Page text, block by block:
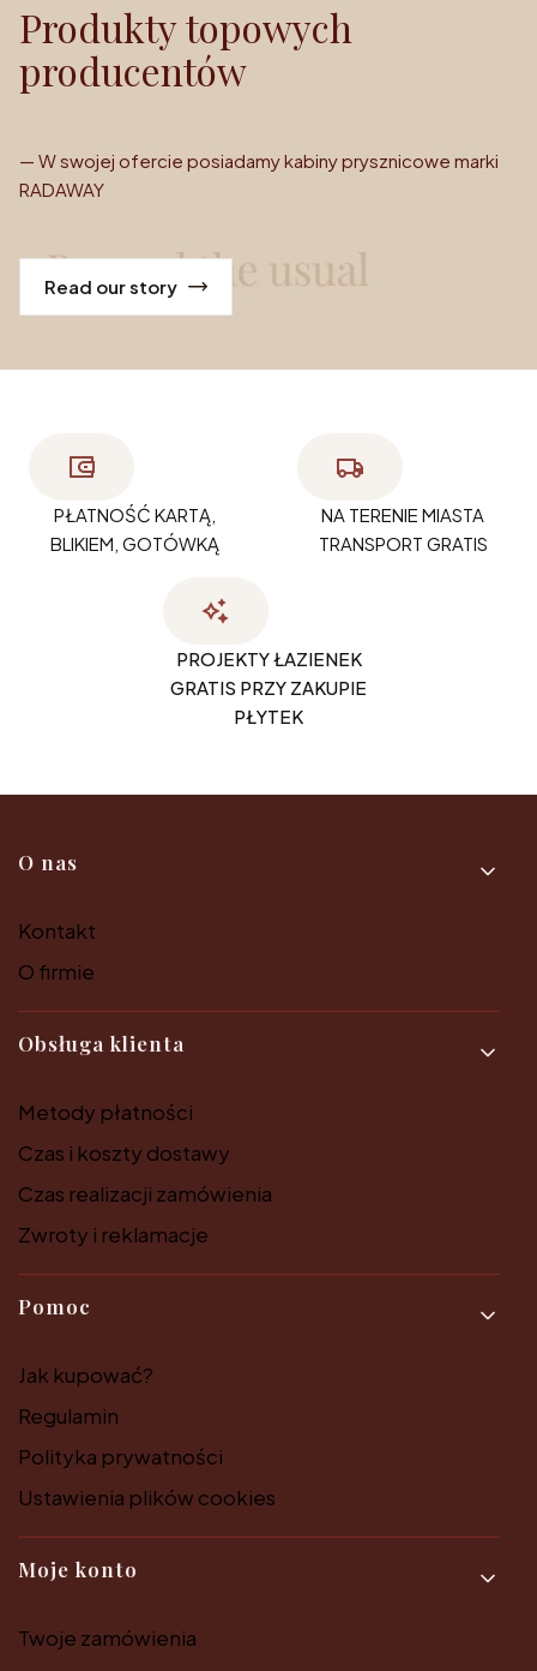
Produkty topowych
producentów
— W swojej ofercie posiadamy kabiny prysznicowe marki
RADAWAY
Read our story
PŁATNOŚĆ KARTĄ,
BLIKIEM, GOTÓWKĄ
NA TERENIE MIASTA
TRANSPORT GRATIS
PROJEKTY ŁAZIENEK
GRATIS PRZY ZAKUPIE
PŁYTEK
Linki w stopce
O nas
Kontakt
O firmie
Obsługa klienta
Metody płatności
Czas i koszty dostawy
Czas realizacji zamówienia
Zwroty i reklamacje
Pomoc
Jak kupować?
Regulamin
Polityka prywatności
Ustawienia plików cookies
Moje konto
Twoje zamówienia